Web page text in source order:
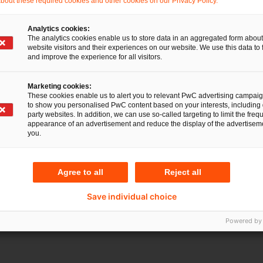
auf die
der
zukommt
1. Januar 2020 gibt es
für Kassensysteme
Einzelhandel an.
Das bedeutet das
Das Jahressteuergesetz
(JStG 2020) und das
Analytics cookies:
The analytics cookies enable us to store data in an aggregated form
website visitors and their experiences on our website. We use this data to
and improve the experience for all visitors.
Marketing cookies:
These cookies enable us to alert you to relevant PwC advertising
to show you personalised PwC content based on your interests, including
party websites. In addition, we can use so-called targeting to limit the
appearance of an advertisement and reduce the display of the
you.
Agree to all Reject all
Save individual choice
Powered by